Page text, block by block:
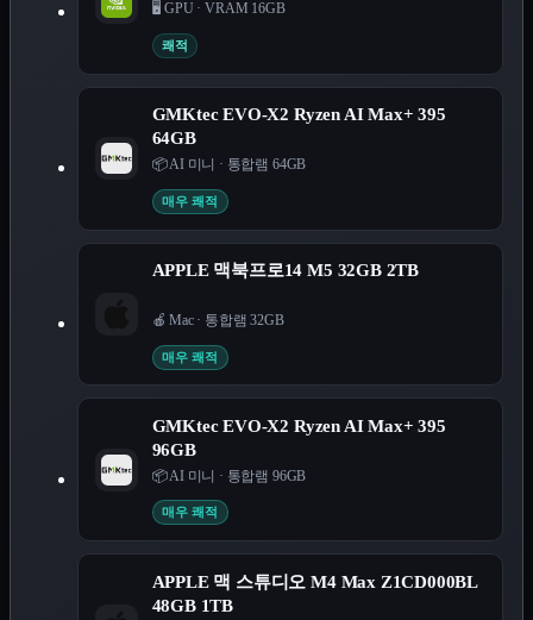
🖥️ GPU · VRAM 16GB
쾌적
GMKtec EVO-X2 Ryzen AI Max+ 395
64GB
📦 AI 미니 · 통합램 64GB
매우 쾌적
APPLE 맥북프로14 M5 32GB 2TB
🍎 Mac· 통합램 32GB
매우 쾌적
GMKtec EVO-X2 Ryzen AI Max+ 395
96GB
📦 AI 미니 · 통합램 96GB
매우 쾌적
APPLE 맥 스튜디오 M4 Max Z1CD000BL
48GB 1TB